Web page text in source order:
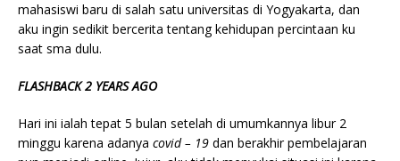
mahasiswi baru di salah satu universitas di Yogyakarta, dan
aku ingin sedikit bercerita tentang kehidupan percintaan ku
saat sma dulu.
FLASHBACK 2 YEARS AGO
Hari ini ialah tepat 5 bulan setelah di umumkannya libur 2
minggu karena adanya covid – 19 dan berakhir pembelajaran